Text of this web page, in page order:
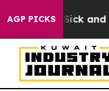
AGP PICKS
Are Sick and